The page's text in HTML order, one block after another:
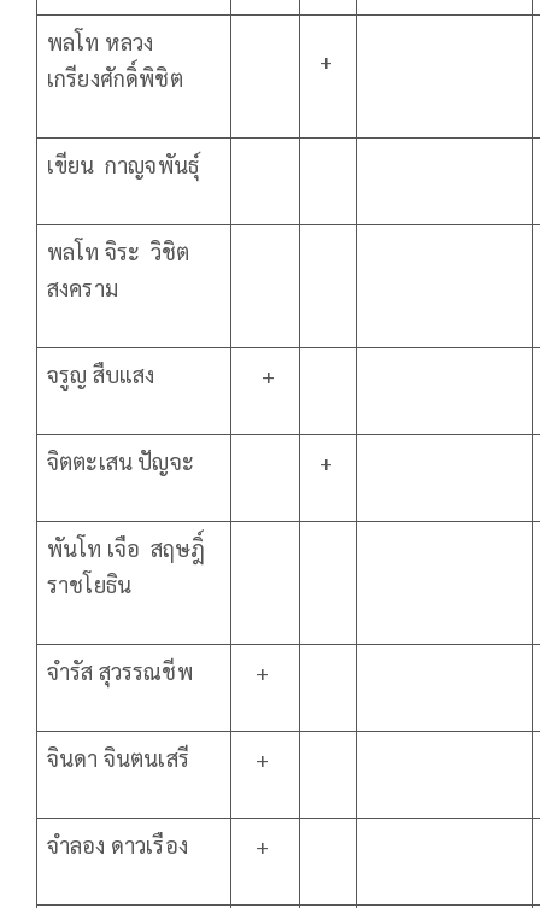
พลโท หลวง
เกรียงศักดิ์พิชิต
+
เขียน กาญจพันธุ์
พลโท จิระ วิชิต
สงคราม
จรูญ สืบแสง +
จิตตะเสน ปัญจะ +
พันโท เจือ สฤษฎิ์
ราชโยธิน
จำรัส สุวรรณชีพ +
จินดา จินตนเสรี +
จำลอง ดาวเรือง +